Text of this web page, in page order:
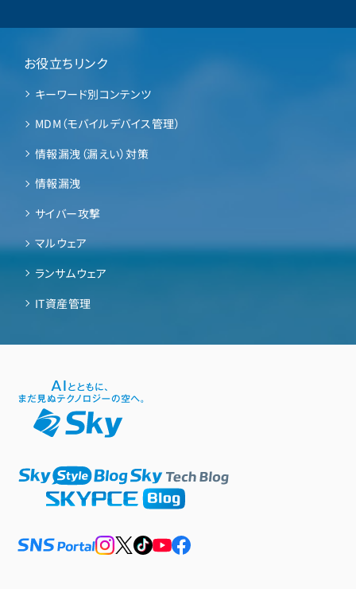
お役立ちリンク
キーワード別コンテンツ
MDM（モバイルデバイス管理）
情報漏洩（漏えい）対策
情報漏洩
サイバー攻撃
マルウェア
ランサムウェア
IT資産管理